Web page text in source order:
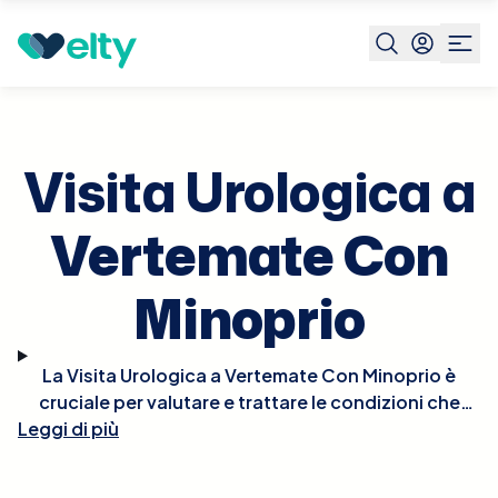
Prenota visita
Vertemate Con
Visita Urologica a
Vertemate Con
Minoprio
La Visita Urologica a Vertemate Con Minoprio è
cruciale per valutare e trattare le condizioni che
interessano il sistema urinario e gli organi
Leggi di più